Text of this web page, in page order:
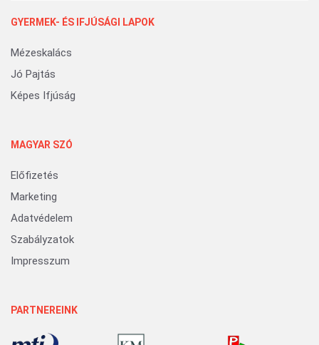
GYERMEK- ÉS IFJÚSÁGI LAPOK
Mézeskalács
Jó Pajtás
Képes Ifjúság
MAGYAR SZÓ
Előfizetés
Marketing
Adatvédelem
Szabályzatok
Impresszum
PARTNEREINK